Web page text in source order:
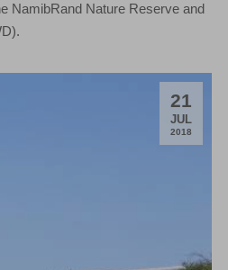
NamibRand Nature Reserve and
21
JUL
2018